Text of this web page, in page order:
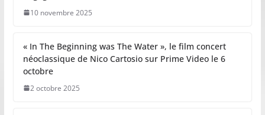
10 novembre 2025
« In The Beginning was The Water », le film concert
néoclassique de Nico Cartosio sur Prime Video le 6
octobre
2 octobre 2025